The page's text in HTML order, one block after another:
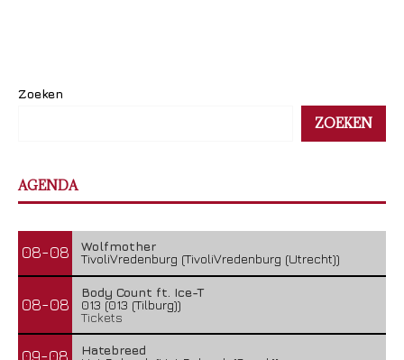
Zoeken
ZOEKEN
AGENDA
08-08
Wolfmother
TivoliVredenburg (TivoliVredenburg (Utrecht))
08-08
Body Count ft. Ice-T
013 (013 (Tilburg))
Tickets
09-08
Hatebreed